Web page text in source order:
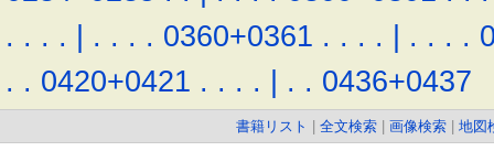
. . . . | . . . . 0360+0361 . . . . | . . . .
. . 0420+0421 . . . . | . . 0436+0437
書籍リスト 全文検索 画像検索 地図